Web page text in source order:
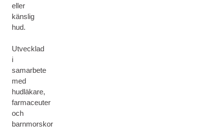
eller
känslig
hud.
Utvecklad
i
samarbete
med
hudläkare,
farmaceuter
och
barnmorskor